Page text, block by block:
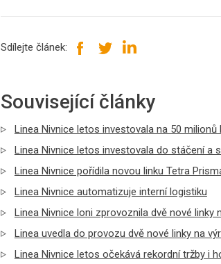
Sdílejte článek:
Související články
Linea Nivnice letos investovala na 50
Linea Nivnice letos investovala do stáčení a
Linea Nivnice pořídila novou linku Tetra
Linea Nivnice automatizuje interní logistiku
Linea Nivnice loni zprovoznila dvě nové linky
Linea uvedla do provozu dvě nové linky na
Linea Nivnice letos očekává rekordní tržby i